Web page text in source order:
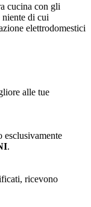
cucina con gli
di cui
elettrodomestici
alle tue
esclusivamente
.
ricevono